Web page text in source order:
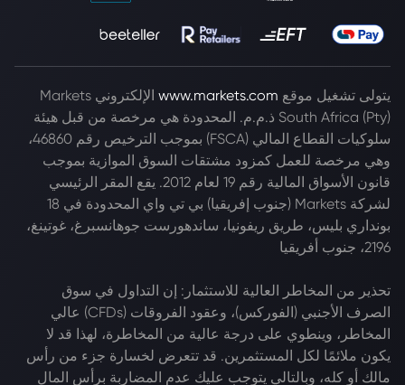
يتولى تشغيل موقع www.markets.com
الإلكتروني Markets
South Africa (Pty) ذ.م.م. المحدودة هي مرخصة من قبل هيئة
سلوكيات القطاع المالي (FSCA) بموجب الترخيص رقم 46860،
وهي مرخصة للعمل كمزود مشتقات السوق الموازية بموجب
قانون الأسواق المالية رقم 19 لعام 2012. يقع المقر الرئيسي
لشركة Markets (جنوب إفريقيا) بي تي واي المحدودة في 18
بونداري بليس، طريق ريفونيا، ساندهورست جوهانسبرغ، غوتينغ،
2196، جنوب أفريقيا
تحذير من المخاطر العالية للاستثمار: إن التداول في سوق
الصرف الأجنبي (الفوركس)، وعقود الفروقات (CFDs) عالي
المخاطر، وينطوي على درجة عالية من المخاطرة، لهذا قد لا
يكون ملائمًا لكل المستثمرين. قد تتعرض لخسارة جزء من رأس
مالك أو كله، وبالتالي يتوجب عليك عدم المضاربة برأس المال